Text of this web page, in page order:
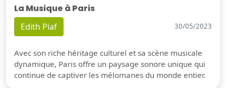
La Musique à Paris
Edith Piaf 30/05/2023
Avec son riche héritage culturel et sa scène musicale
dynamique, Paris offre un paysage sonore unique qui
continue de captiver les mélomanes du monde entier.